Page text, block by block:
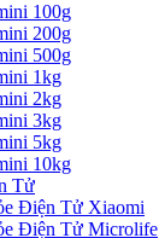
100g
200g
500g
1kg
2kg
3kg
5kg
10kg
Tử
Điện Tử Xiaomi
Điện Tử Microlife